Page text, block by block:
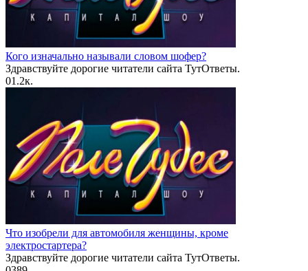
Кого изначально называли словом шофер?
Здравствуйте дорогие читатели сайта ТутОтветы.
01.2к.
Что изобрели для автомобиля женщины, кроме
электростартера?
Здравствуйте дорогие читатели сайта ТутОтветы.